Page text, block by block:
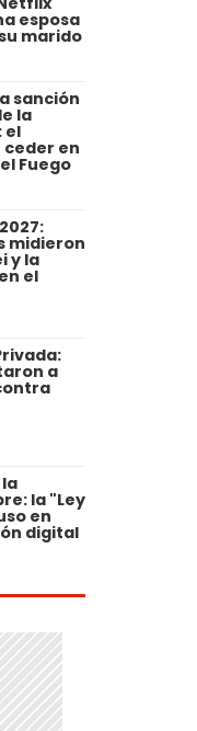
esposa
marido
sanción
la
el
en
Fuego
midieron
y la
el
a
la "Ley
en
digital